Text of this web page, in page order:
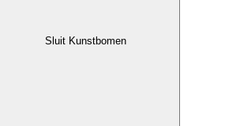
Sluit Kunstbomen